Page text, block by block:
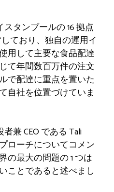
スタンブールの 16 拠点
ており、独自の運用イ
用して主要な食品配達
て年間数百万件の注文
で配達に重点を置いた
自社を位置づけていま
兼 CEO である Tali
ローチについてコメン
の最大の問題の 1 つは
ことであると述べまし